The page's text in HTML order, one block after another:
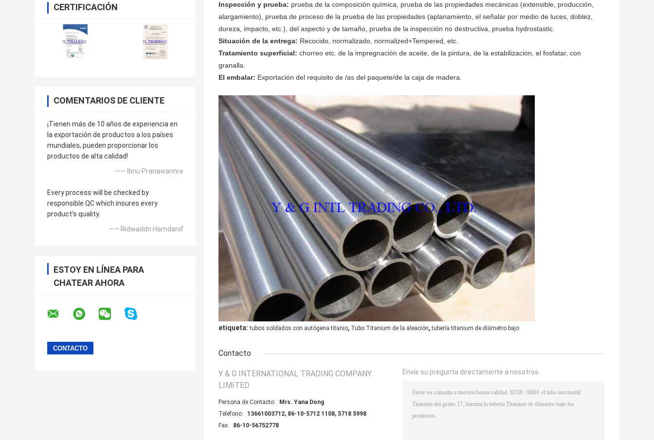
CERTIFICACIÓN
COMENTARIOS DE CLIENTE
¡Tienen más de 10 años de experiencia en
la exportación de productos a los países
mundiales, pueden proporcionar los
productos de alta calidad!
—— Ibnu Pranawannre
Every process will be checked by
responsible QC which insures every
product's quality.
—— Ridwaddn Hamdanif
ESTOY EN LÍNEA PARA
CHATEAR AHORA
Inspección y prueba: prueba de la composición química, prueba de las propiedades mecánicas (extensible, producción,
alargamiento), prueba de proceso de la prueba de las propiedades (aplanamiento, el señalar por medio de luces, doblez,
dureza, impacto, etc.), del aspecto y de tamaño, prueba de la inspección no destructiva, prueba hydrostastic.
Situación de la entrega: Recocido, normalizado, normalized+Tempered, etc.
Tratamiento superficial: chorreo etc. de la impregnación de aceite, de la pintura, de la estabilización, el fosfatar, con
granalla.
El embalar: Exportación del requisito de /as del paquete/de la caja de madera.
etiqueta: tubos soldados con autógena titanio, Tubo Titanium de la aleación, tubería titanium de diámetro bajo
Contacto
Y & G INTERNATIONAL TRADING COMPANY
LIMITED
Persona de Contacto:
Mrs. Yana Dong
Teléfono:
13661003712, 86-10-5712 1108, 5718 5998
Fax:
86-10-56752778
Envíe su pregunta directamente a nosotros